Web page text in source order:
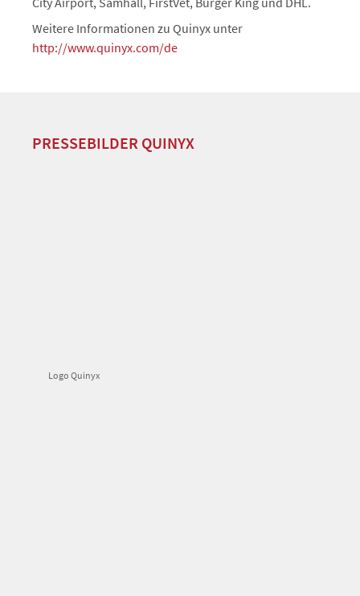
Weitere Informationen zu Quinyx unter
http://www.quinyx.com/de
PRESSEBILDER QUINYX
Logo Quinyx